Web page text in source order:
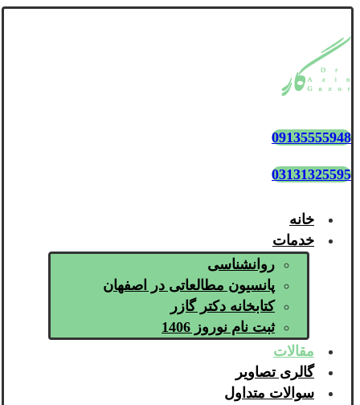
09135555948
03131325595
خانه
خدمات
روانشناسی
پانسیون مطالعاتی در اصفهان
کتابخانه دکتر گازر
ثبت نام نوروز 1406
مقالات
گالری تصاویر
سوالات متداول